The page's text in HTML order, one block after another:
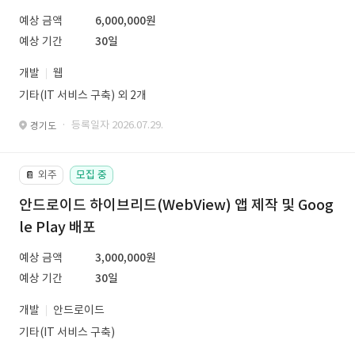
예상 금액
6,000,000원
예상 기간
30일
개발
웹
기타(IT 서비스 구축) 외 2개
경기도 · 등록일자 2026.07.29.
📔 외주 모집 중
안드로이드 하이브리드(WebView) 앱 제작 및 Goog
le Play 배포
예상 금액
3,000,000원
예상 기간
30일
개발
안드로이드
기타(IT 서비스 구축)